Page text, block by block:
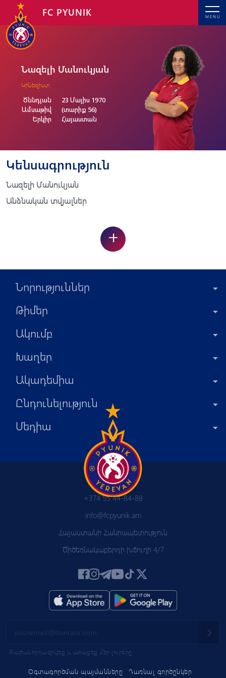
MENU
FC PYUNIK
Նազելի Մանուկյան
Կինեզիստ
Ծննդյան
Ամսաթիվ
Երկիր
23 Մայիս 1970
(տարիք 56)
Հայաստան
Կենսագրություն
Նազելի Մանուկյան
Անձնական տվյալներ
+
Նորություններ
Թիմեր
Ակումբ
Խաղեր
Ակադեմիա
Ընդունելություն
Մեդիա
Օգտագործման պայմանները Դառնալ գործընկեր
+374 55 44-84-88
info@fcpyunik.am
Հայաստանի Հանրապետություն
Ծիծեռնակաբերդի խճուղի 4/7
Բաժանորդագրվեք և ստացեք մեր լուրերը